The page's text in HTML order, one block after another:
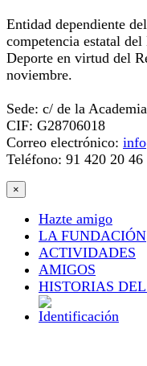
Entidad dependiente
competencia estatal
Deporte en virtud del
noviembre.
Sede: c/ de la
CIF: G28706018
Correo electrónico:
Teléfono: 91 420 20 46
×
Hazte amigo
LA FUNDACIÓN
ACTIVIDADES
AMIGOS
HISTORIAS